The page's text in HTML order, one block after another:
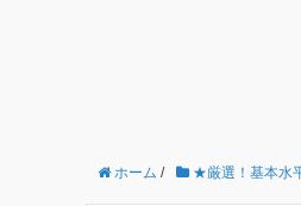
ホーム / ★厳選！基本水